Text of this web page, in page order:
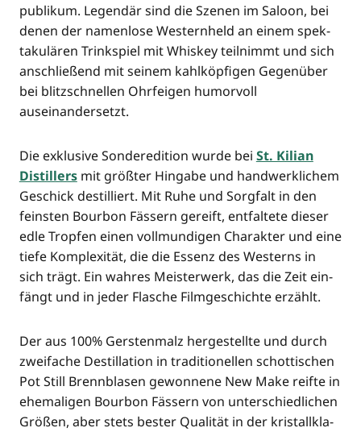
pu­bli­kum. Legen­där sind die Sze­nen im Saloon, bei
denen der namen­lo­se Wes­tern­held an einem spek­
ta­ku­lä­ren Trink­spiel mit Whis­key teil­nimmt und sich
anschlie­ßend mit sei­nem kahl­köp­fi­gen Gegen­über
bei blitz­schnel­len Ohr­fei­gen humor­voll
auseinandersetzt.
Die exklu­si­ve Son­der­edi­ti­on wur­de bei St. Kili­an
Distil­lersmit größ­ter Hin­ga­be und hand­werk­li­chem
Geschick destil­liert. Mit Ruhe und Sorg­falt in den
feins­ten Bour­bon Fäs­sern gereift, ent­fal­te­te die­ser
edle Trop­fen einen voll­mun­di­gen Cha­rak­ter und eine
tie­fe Kom­ple­xi­tät, die die Essenz des Wes­terns in
sich trägt. Ein wah­res Meis­ter­werk, das die Zeit ein­
fängt und in jeder Fla­sche Film­ge­schich­te erzählt.
Der aus 100% Gers­ten­malz her­ge­stell­te und durch
zwei­fa­che Destil­la­ti­on in tra­di­tio­nel­len schot­ti­schen
Pot Still Brenn­bla­sen gewon­ne­ne New Make reif­te in
ehe­ma­li­gen Bour­bon Fäs­sern von unter­schied­li­chen
Grö­ßen, aber stets bes­ter Qua­li­tät in der kris­tall­kla­